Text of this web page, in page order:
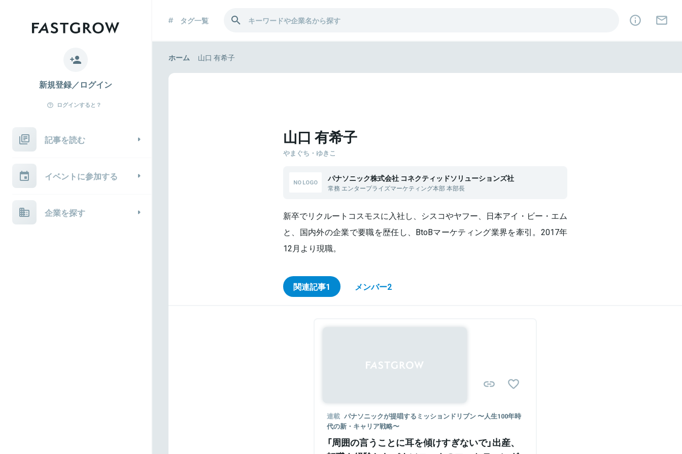
新規登録／ログイン
ログインすると？
記事を読む
イベントに参加する
企業を探す
タグ一覧
ホーム 山口 有希子
山口 有希子
やまぐち・ゆきこ
パナソニック株式会社 コネクティッドソリューションズ社
常務 エンタープライズマーケティング本部 本部長
新卒でリクルートコスモスに入社し、シスコやヤフー、日本アイ・ビー・エム
と、国内外の企業で要職を歴任し、BtoBマーケティング業界を牽引。2017年
12月より現職。
関連記事1 メンバー2
連載 パナソニックが提唱するミッションドリブン 〜人生100年時
代の新・キャリア戦略〜
「周囲の言うことに耳を傾けすぎないで」出産、